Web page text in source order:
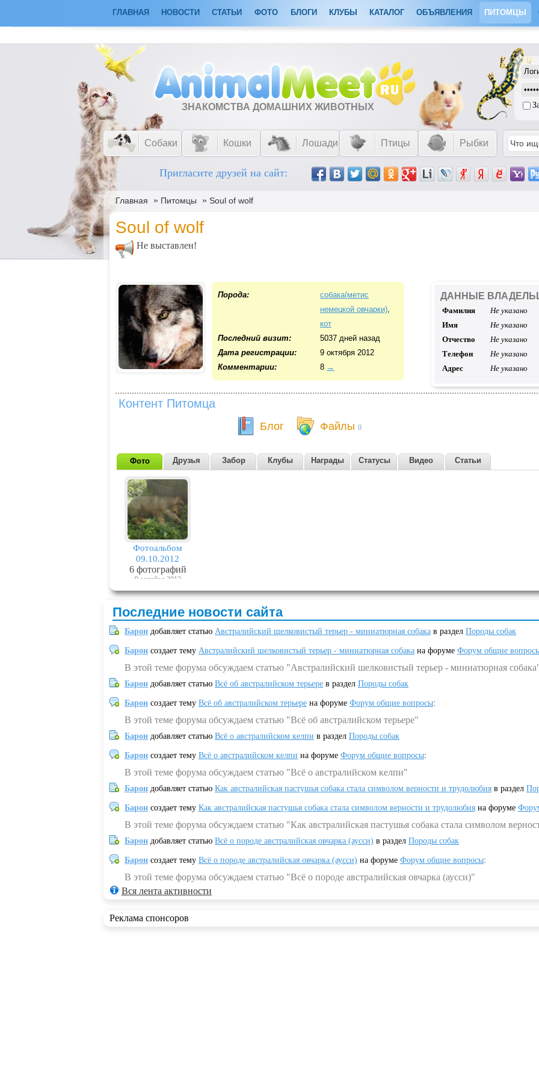
ГЛАВНАЯ НОВОСТИ СТАТЬИ ФОТО БЛОГИ КЛУБЫ КАТАЛОГ ОБЪЯВЛЕНИЯ ПИТОМЦЫ
ЗНАКОМСТВА ДОМАШНИХ ЖИВОТНЫХ
Собаки Кошки Лошади Птицы Рыбки
Пригласите друзей на сайт:
Главная » Питомцы » Soul of wolf
Soul of wolf
Не выставлен!
Порода:
собака(метис
немецкой овчарки),
кот
Последний визит:
5037 дней назад
Дата регистрации:
9 октября 2012
Комментарии:
8 →
ДАННЫЕ
Фамилия
Не указано
Имя
Не указано
Отчество
Не указано
Телефон
Не указано
Адрес
Не указано
Контент Питомца
Блог Файлы 0
Фото Друзья Забор Клубы Награды Статусы Видео Статьи
Фотоальбом
09.10.2012
6 фотографий
9 октября 2012
Последние новости сайта
Барон добавляет статью Австралийский шелковистый терьер - миниатюрная собака в раздел Породы собак
Барон создает тему Австралийский шелковистый терьер - миниатюрная собака на форуме Форум общие
В этой теме форума обсуждаем статью "Австралийский шелковистый терьер - миниатюрная
Барон добавляет статью Всё об австралийском терьере в раздел Породы собак
Барон создает тему Всё об австралийском терьере на форуме Форум общие вопросы:
В этой теме форума обсуждаем статью "Всё об австралийском терьере"
Барон добавляет статью Всё о австралийском келпи в раздел Породы собак
Барон создает тему Всё о австралийском келпи на форуме Форум общие вопросы:
В этой теме форума обсуждаем статью "Всё о австралийском келпи"
Барон добавляет статью Как австралийская пастушья собака стала символом верности и трудолюбия в раздел
Барон создает тему Как австралийская пастушья собака стала символом верности и трудолюбия на форуме
В этой теме форума обсуждаем статью "Как австралийская пастушья собака стала символом
Барон добавляет статью Всё о породе австралийская овчарка (аусси) в раздел Породы собак
Барон создает тему Всё о породе австралийская овчарка (аусси) на форуме Форум общие вопросы:
В этой теме форума обсуждаем статью "Всё о породе австралийская овчарка (аусси)"
Вся лента активности
Реклама спонсоров